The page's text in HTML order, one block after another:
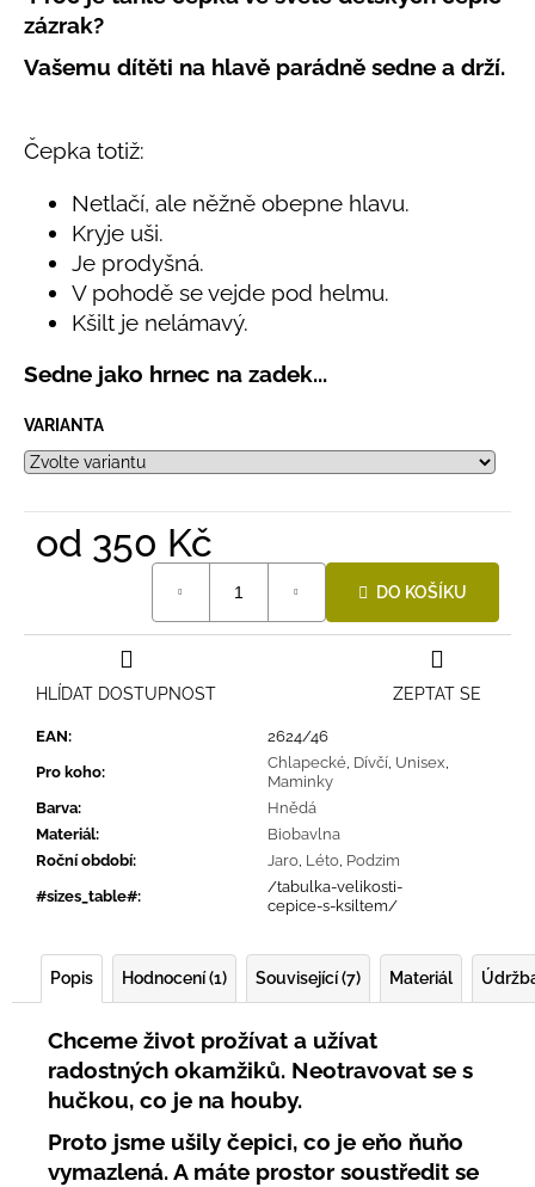
produktu
je
5,0
z
zázrak?
Vašemu dítěti na hlavě parádně sedne a drží.
Čepka totiž:
Netlačí, ale něžně obepne hlavu.
Kryje uši.
Je prodyšná.
V pohodě se vejde pod helmu.
Kšilt je nelámavý.
Sedne jako hrnec na zadek...
VARIANTA
od 350 Kč
DO KOŠÍKU
EAN:
2624/46
Pro koho:
Chlapecké, Dívčí, Unisex,
Maminky
Barva:
Hnědá
Materiál:
Biobavlna
Roční období: Jaro, Léto, Podzim
#sizes_table#:
/tabulka-velikosti-
cepice-s-ksiltem/
ZEPTAT SE
HLÍDAT DOSTUPNOST
Popis Hodnocení (1) Související (7) Materiál
Chceme život prožívat a užívat
radostných okamžiků. Neotravovat se s
hučkou, co je na houby.
Proto jsme ušily čepici, co je eňo ňuňo
vymazlená. A máte prostor soustředit se
u
j
e
e
LETNÍ
ČEPICE
SVĚTLE
MODRÁ